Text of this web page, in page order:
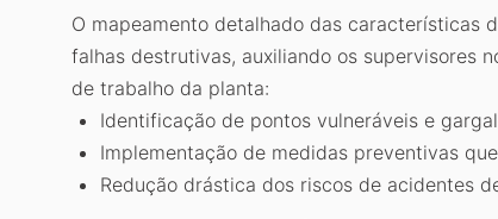
O mapeamento detalhado das características
falhas destrutivas, auxiliando os supervisores
de trabalho da planta:
Identificação de pontos vulneráveis e
Implementação de medidas preventivas
Redução drástica dos riscos de acidentes